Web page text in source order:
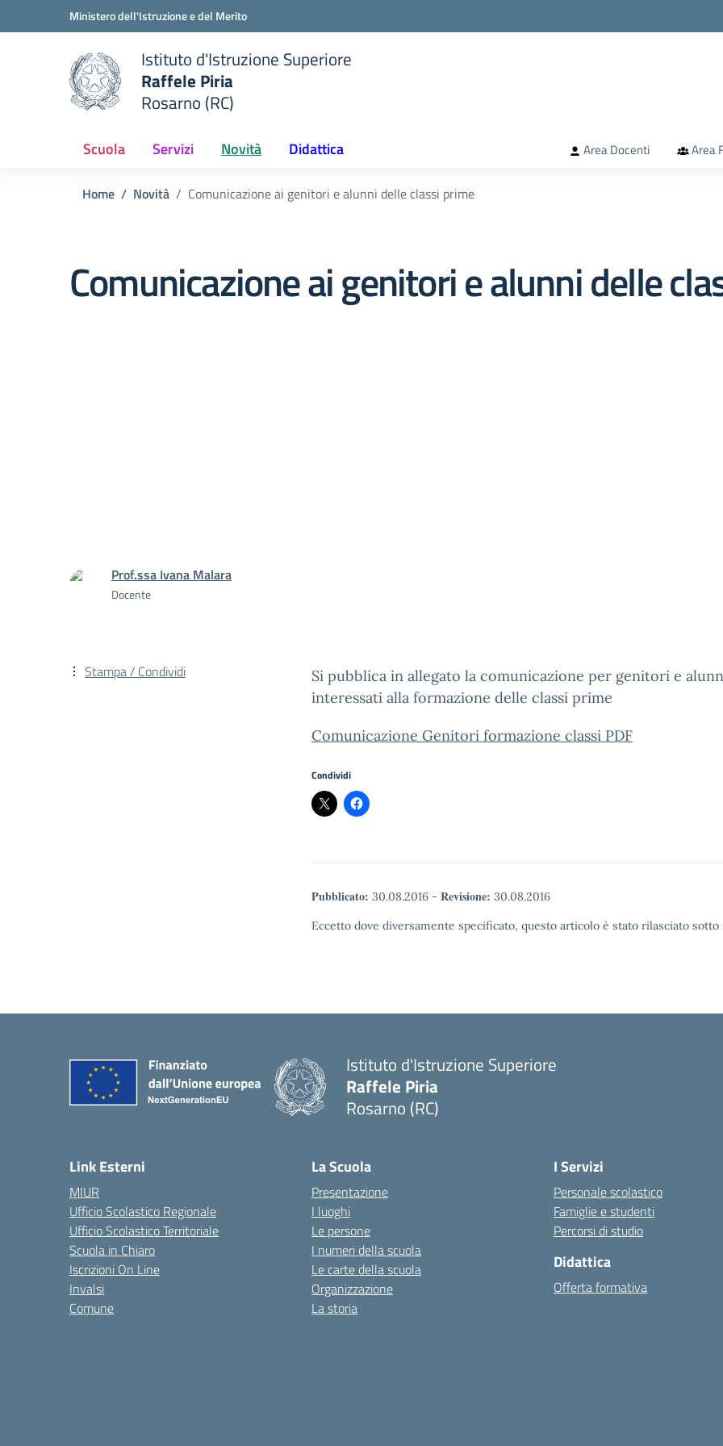
Vai ai contenuti
Vai al menu di navigazioneMinistero dell'Istruzione e del Merito
scuola
Istituto d'Istruzione Superiore
Raffele Piria
Rosarno (RC)
Scuola Servizi Novità Didattica Area Docenti Area
Home Novità Comunicazione ai genitori e alunni delle classi prime
Comunicazione ai genitori e alunni delle
Prof.ssa Ivana Malara
Docente
Si pubblica in allegato la comunicazione per genitori e
interessati alla formazione delle classi prime
Comunicazione Genitori formazione classi PDF
Condividi
Pubblicato: 30.08.2016 - Revisione: 30.08.2016
Eccetto dove diversamente specificato, questo articolo è stato rilasciato
Stampa / Condividi
Istituto d'Istruzione Superiore
Raffele Piria
Rosarno (RC)
Link Esterni
MIUR
Ufficio Scolastico Regionale
Ufficio Scolastico Territoriale
Scuola in Chiaro
Iscrizioni On Line
Invalsi
Comune
La Scuola
Presentazione
I luoghi
Le persone
I numeri della scuola
Le carte della scuola
Organizzazione
La storia
I Servizi
Personale scolastico
Famiglie e studenti
Percorsi di studio
Didattica
Offerta formativa